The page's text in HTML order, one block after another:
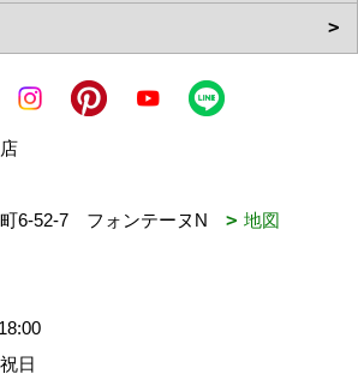
町6-52-7 フォンテーヌN
地図
日